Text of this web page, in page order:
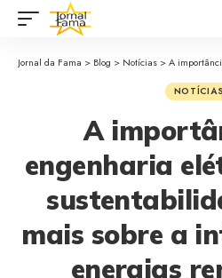
Jornal da Fama > Blog > Notícias >A importância da engenharia
NOTÍCIAS
A
engenharia
mais sobre a
energias